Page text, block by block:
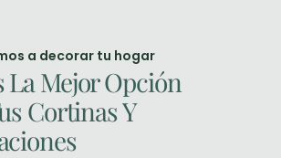
a decorar tu hogar
La Mejor Opción
Cortinas Y